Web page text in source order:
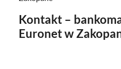
Kontakt –
Euronet w